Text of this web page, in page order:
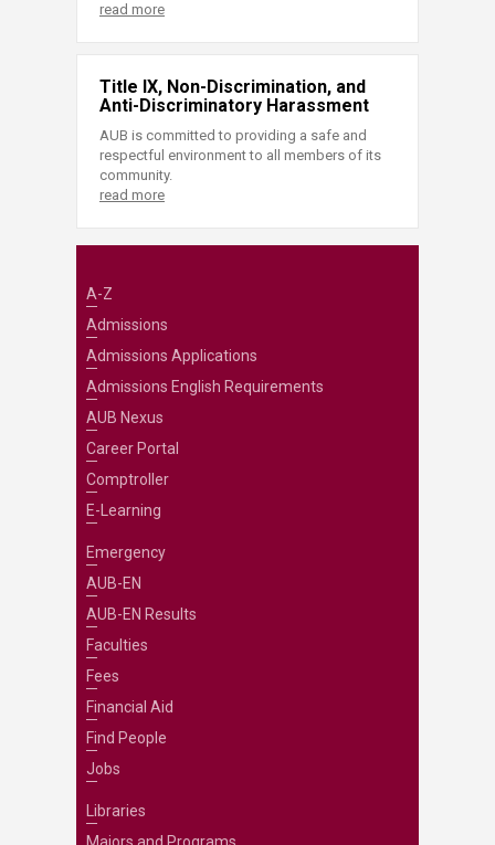
read more
Title IX, Non-Discrimination, and
Anti-Discriminatory Harassment
AUB is committed to providing a safe and
respectful environment to all members of its
community.
read more
A-Z
Admissions
Admissions Applications
Admissions English Requirements
AUB Nexus
Career Portal
Comptroller
E-Learning
Emergency
AUB-EN
AUB-EN Results
Faculties
Fees
Financial Aid
Find People
Jobs
Libraries